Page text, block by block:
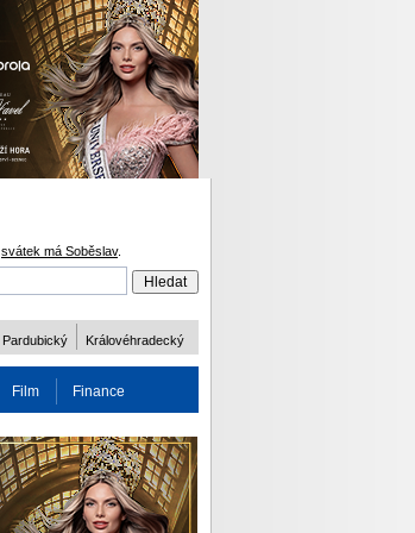
svátek má Soběslav.
Pardubický Královéhradecký
Film Finance
ODM 2016